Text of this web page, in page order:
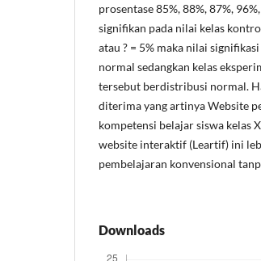
prosentase 85%, 88%, 87%,
signifikan pada nilai kelas
atau ? = 5% maka nilai
normal sedangkan kelas
tersebut berdistribusi normal.
diterima yang artinya Website
kompetensi belajar siswa kelas
website interaktif (Leartif) ini
pembelajaran konvensional
Downloads